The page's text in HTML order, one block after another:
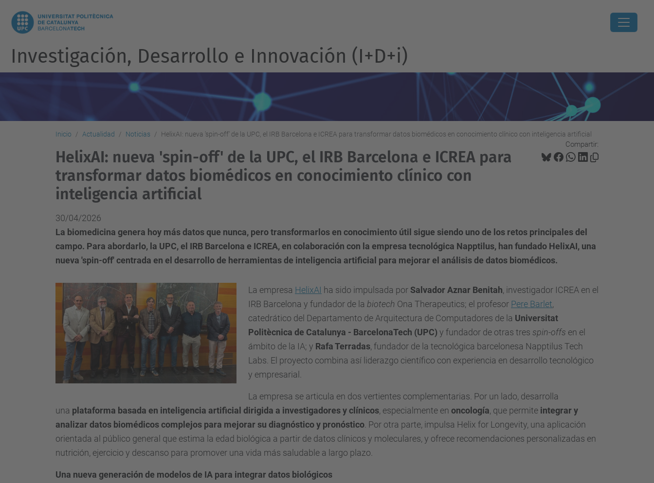
Investigación, Desarrollo e Innovación (I+D+i)
Inicio Actualidad Noticias HelixAI: nueva 'spin-off' de la UPC, el IRB Barcelona e ICREA para transformar datos biomédicos en conocimiento clínico con inteligencia artificial
Compartir:
HelixAI: nueva 'spin-off' de la UPC, el IRB Barcelona e ICREA para
transformar datos biomédicos en conocimiento clínico con
inteligencia artificial
30/04/2026
La biomedicina genera hoy más datos que nunca, pero transformarlos en conocimiento útil sigue siendo uno de los retos principales del
campo. Para abordarlo, la UPC, el IRB Barcelona e ICREA, ​​en colaboración con la empresa tecnológica Napptilus, han fundado HelixAI, una
nueva 'spin-off' centrada en el desarrollo de herramientas de inteligencia artificial para mejorar el análisis de datos biomédicos.
La empresa HelixAI ha sido impulsada por Salvador Aznar Benitah, investigador ICREA en el
IRB Barcelona y fundador de la biotech Ona Therapeutics; el profesor Pere Barlet,
catedrático del Departamento de Arquitectura de Computadores de la Universitat
Politècnica de Catalunya - BarcelonaTech (UPC) y fundador de otras tres spin-offs en el
ámbito de la IA; y Rafa Terradas, fundador de la tecnológica barcelonesa Napptilus Tech
Labs. El proyecto combina así liderazgo científico con experiencia en desarrollo tecnológico
y empresarial.
La empresa se articula en dos vertientes complementarias. Por un lado, desarrolla
una plataforma basada en inteligencia artificial dirigida a investigadores y clínicos, especialmente en oncología, que permite integrar y
analizar datos biomédicos complejos para mejorar su diagnóstico y pronóstico . Por otra parte, impulsa Helix for Longevity, una aplicación
orientada al público general que estima la edad biológica a partir de datos clínicos y moleculares, y ofrece recomendaciones personalizadas en
nutrición, ejercicio y descanso para promover una vida más saludable a largo plazo.
Una nueva generación de modelos de IA para integrar datos biológicos